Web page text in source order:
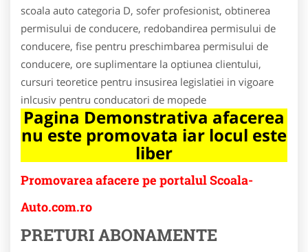
scoala auto categoria D, sofer profesionist, obtinerea
permisului de conducere, redobandirea permisului de
conducere, fise pentru preschimbarea permisului de
conducere, ore suplimentare la optiunea clientului,
cursuri teoretice pentru insusirea legislatiei in vigoare
inlcusiv pentru conducatori de mopede
Pagina Demonstrativa afacerea
nu este promovata iar locul este
liber
Promovarea afacere pe portalul Scoala-
Auto.com.ro
PRETURI ABONAMENTE